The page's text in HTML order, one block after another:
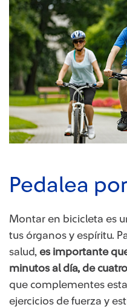
Pedalea
Montar en bicicleta es
tus órganos y espíritu.
salud, es importante
minutos al día, de
que complementes
ejercicios de fuerza y